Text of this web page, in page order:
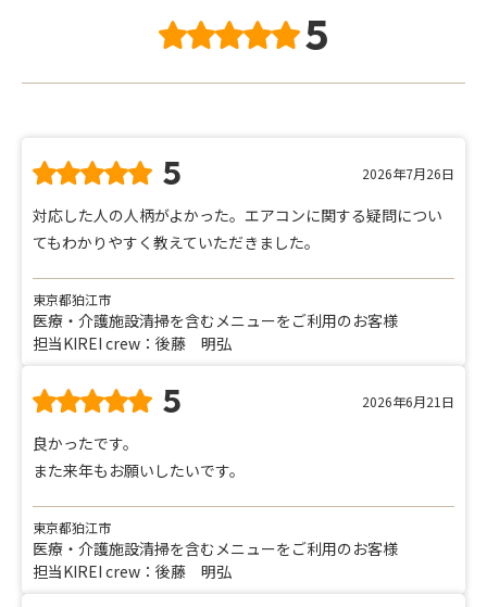
5
5 2026年7月26日
対応した人の人柄がよかった。エアコンに関する疑問につい
てもわかりやすく教えていただきました。
東京都狛江市
医療・介護施設清掃を含むメニューをご利用のお客様
担当KIREI crew：後藤 明弘
5 2026年6月21日
良かったです。
また来年もお願いしたいです。
東京都狛江市
医療・介護施設清掃を含むメニューをご利用のお客様
担当KIREI crew：後藤 明弘